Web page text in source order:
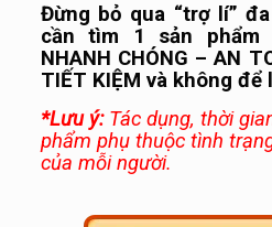
Đừng bỏ qua “trợ lí”
cần tìm 1 sản
NHANH CHÓNG – AN
TIẾT KIỆM và không để
*Lưu ý:Tác dụng, thời
phẩm phụ thuộc tình
của mỗi người.